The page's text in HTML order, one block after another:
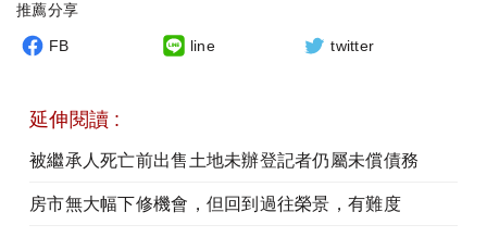
推薦分享
FB line twitter
延伸閱讀 :
被繼承人死亡前出售土地未辦登記者仍屬未償債務
房市無大幅下修機會，但回到過往榮景，有難度